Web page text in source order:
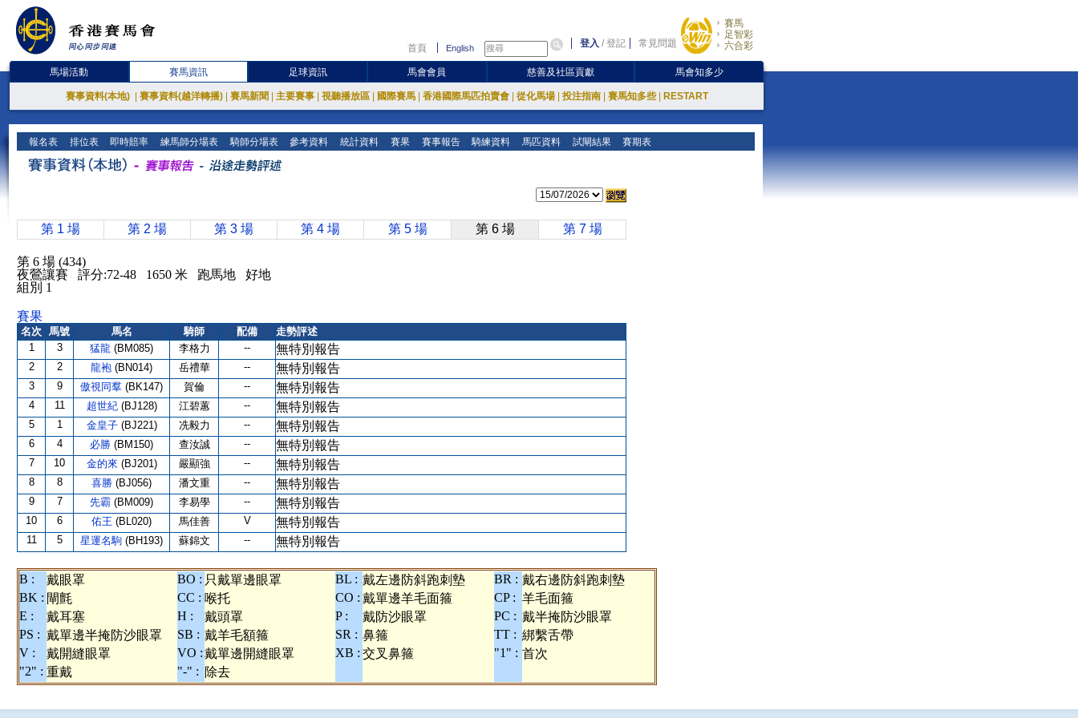
首頁 English 登入 /登記 常見問題
賽馬
足智彩
六合彩
馬場活動 賽馬資訊 足球資訊 馬會會員 慈善及社區貢獻 馬會知多少
賽事資料(本地) 賽事資料(越洋轉播) 賽馬新聞 主要賽事 視聽播放區 國際賽馬 香港國際馬匹拍賣會 從化馬場 投注指南 賽馬知多些 RESTART
報名表 排位表 即時賠率 練馬師分場表 騎師分場表 參考資料 統計資料 賽果 賽事報告 騎練資料 馬匹資料 試閘結果 賽期表
第 1 場 第 2 場 第 3 場 第 4 場 第 5 場 第 6 場 第 7 場
第 6 場 (434)
夜鶯讓賽 評分:72-48 1650 米 跑馬地 好地
組別 1
賽果
名次 馬號 馬名 騎師 配備
走勢評述
1
3 猛龍 (BM085) 李格力 -- 無特別報告
2 2 龍袍 (BN014) 岳禮華 -- 無特別報告
3 9 傲視同羣 (BK147) 賀倫 -- 無特別報告
4 11 超世紀 (BJ128) 江碧蕙 -- 無特別報告
5 1 金皇子 (BJ221) 冼毅力 -- 無特別報告
6 4 必勝 (BM150) 查汝誠 -- 無特別報告
7 10 金的來 (BJ201) 嚴顯強 -- 無特別報告
8 8 喜勝 (BJ056) 潘文重 -- 無特別報告
9 7 先霸 (BM009) 李易學 -- 無特別報告
10 6 佑王 (BL020) 馬佳善 V 無特別報告
11 5 星運名駒 (BH193) 蘇錦文 -- 無特別報告
B : 戴眼罩 BO : 只戴單邊眼罩 BL : 戴左邊防斜跑刺墊 BR : 戴右邊防斜跑刺墊
BK : 閘氈 CC : 喉托 CO : 戴單邊羊毛面箍 CP : 羊毛面箍
E :
戴耳塞 H : 戴頭罩 P : 戴防沙眼罩 PC : 戴半掩防沙眼罩
PS : 戴單邊半掩防沙眼罩 SB : 戴羊毛額箍 SR : 鼻箍 TT : 綁繫舌帶
V :
戴開縫眼罩 VO :戴單邊開縫眼罩 XB : 交叉鼻箍 "1" : 首次
"2" : 重戴 "-" : 除去